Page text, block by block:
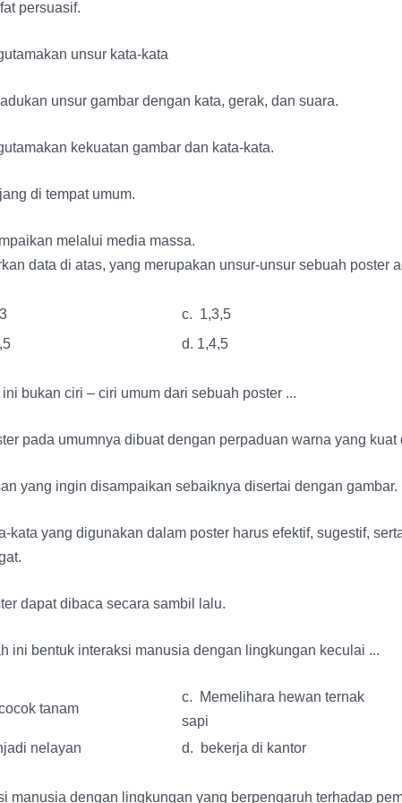
persuasif.
unsur kata-kata
unsur gambar dengan kata, gerak, dan suara.
kekuatan gambar dan kata-kata.
di tempat umum.
melalui media massa.
data di atas, yang merupakan unsur-unsur sebuah poster
c. 1,3,5
d. 1,4,5
ini bukan ciri – ciri umum dari sebuah poster ...
pada umumnya dibuat dengan perpaduan warna yang kuat
yang ingin disampaikan sebaiknya disertai dengan gambar.
kata yang digunakan dalam poster harus efektif, sugestif,
dapat dibaca secara sambil lalu.
ini bentuk interaksi manusia dengan lingkungan keculai ...
tanam
c. Memelihara hewan ternak
sapi
nelayan
d. bekerja di kantor
manusia dengan lingkungan yang berpengaruh terhadap